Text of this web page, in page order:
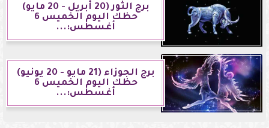
برج الثور (20 أبريل - 20 مايو)
حظك اليوم الخميس 6
أغسطس:...
برج الجوزاء (21 مايو - 20 يونيو)
حظك اليوم الخميس 6
أغسطس:...